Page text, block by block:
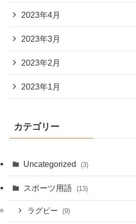
2023年4月
2023年3月
2023年2月
2023年1月
カテゴリー
Uncategorized (3)
スポーツ用語 (13)
ラグビー (9)